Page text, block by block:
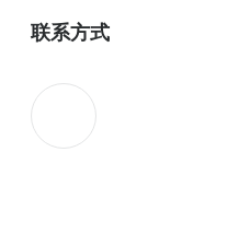
联系方式